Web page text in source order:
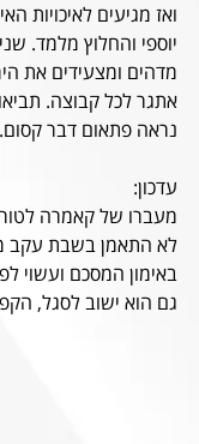
יוספי והחלוץ מלמד.
מדהים ומצעידים את
אתגר לכל קבוצה.
נראה פתאום דבר קסום.
עדכון:
מעברו של קאמרה
לא התאמן בשבת
באימון המסכם ועשוי
גם הוא ישוב לסגל,